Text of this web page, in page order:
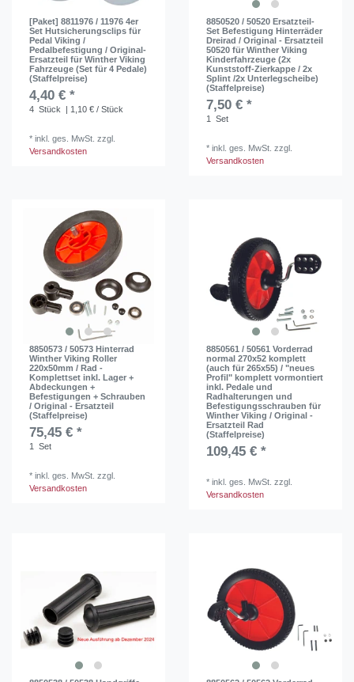
[Paket] 8811976 / 11976 4er
Set Hutsicherungsclips für
Pedal Viking /
Pedalbefestigung / Original-
Ersatzteil für Winther Viking
Fahrzeuge (Set für 4 Pedale)
(Staffelpreise)
4,40 € *
4 Stück | 1,10 € / Stück
*inkl. ges. MwSt. zzgl.
Versandkosten
8850520 / 50520 Ersatzteil-
Set Befestigung Hinterräder
Dreirad / Original - Ersatzteil
50520 für Winther Viking
Kinderfahrzeuge (2x
Kunststoff-Zierkappe / 2x
Splint /2x Unterlegscheibe)
(Staffelpreise)
7,50 € *
1 Set
*inkl. ges. MwSt. zzgl.
Versandkosten
8850573 / 50573 Hinterrad
Winther Viking Roller
220x50mm / Rad -
Komplettset inkl. Lager +
Abdeckungen +
Befestigungen + Schrauben
/ Original - Ersatzteil
(Staffelpreise)
75,45 € *
1 Set
*inkl. ges. MwSt. zzgl.
Versandkosten
8850561 / 50561 Vorderrad
normal 270x52 komplett
(auch für 265x55) / "neues
Profil" komplett vormontiert
inkl. Pedale und
Radhalterungen und
Befestigungsschrauben für
Winther Viking / Original -
Ersatzteil Rad
(Staffelpreise)
109,45 € *
*inkl. ges. MwSt. zzgl.
Versandkosten